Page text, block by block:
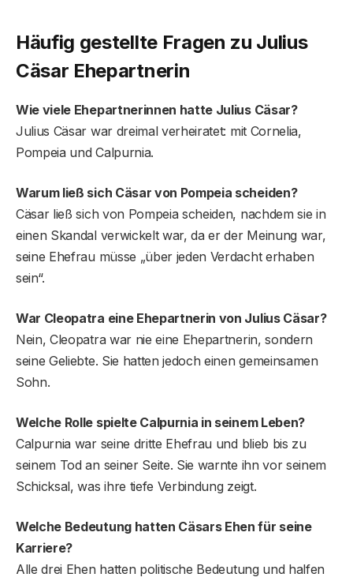
Häufig gestellte Fragen zu Julius
Cäsar Ehepartnerin
Wie viele Ehepartnerinnen hatte Julius Cäsar?
Julius Cäsar war dreimal verheiratet: mit Cornelia,
Pompeia und Calpurnia.
Warum ließ sich Cäsar von Pompeia scheiden?
Cäsar ließ sich von Pompeia scheiden, nachdem sie in
einen Skandal verwickelt war, da er der Meinung war,
seine Ehefrau müsse „über jeden Verdacht erhaben
sein“.
War Cleopatra eine Ehepartnerin von Julius Cäsar?
Nein, Cleopatra war nie eine Ehepartnerin, sondern
seine Geliebte. Sie hatten jedoch einen gemeinsamen
Sohn.
Welche Rolle spielte Calpurnia in seinem Leben?
Calpurnia war seine dritte Ehefrau und blieb bis zu
seinem Tod an seiner Seite. Sie warnte ihn vor seinem
Schicksal, was ihre tiefe Verbindung zeigt.
Welche Bedeutung hatten Cäsars Ehen für seine
Karriere?
Alle drei Ehen hatten politische Bedeutung und halfen